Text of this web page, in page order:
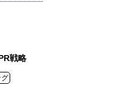
戦略
グ